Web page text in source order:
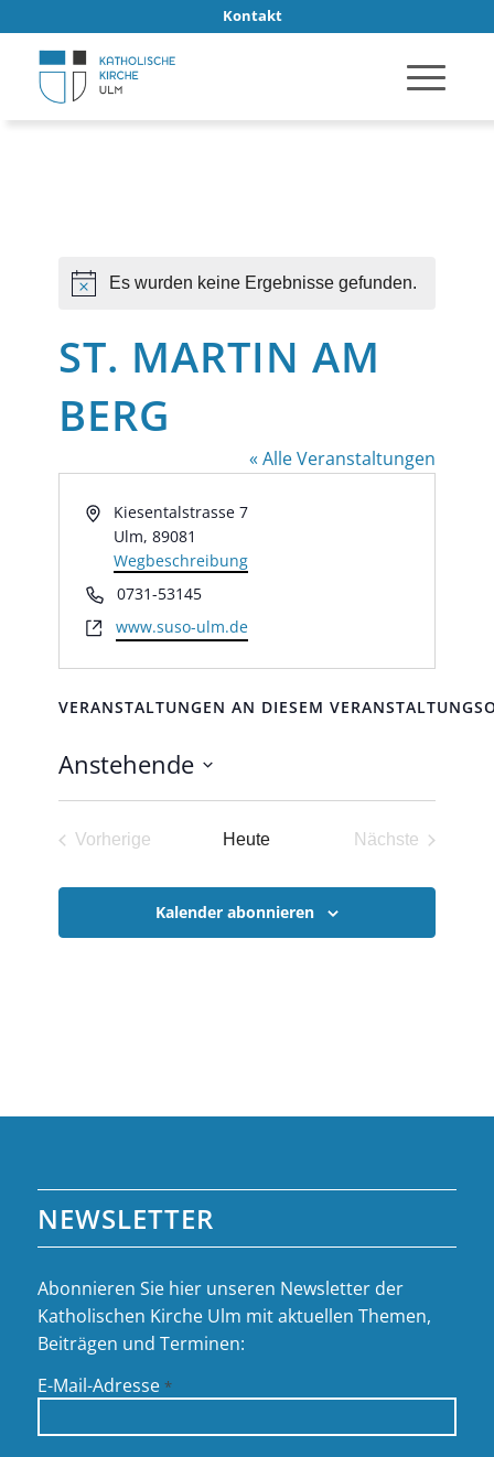
Kontakt
Hinweis
Es wurden keine Ergebnisse gefunden.
ST. MARTIN AM
BERG
« Alle Veranstaltungen
AdresseKiesentalstrasse 7
Ulm, 89081
Wegbeschreibung
Telefon0731-53145
Webseite
www.suso-ulm.de
VERANSTALTUNGEN AN DIESEM
Anstehende
Datum
Vorherige
Heute
Nächste
Kalender abonnieren
NEWSLETTER
Abonnieren Sie hier unseren Newsletter der
Katholischen Kirche Ulm mit aktuellen Themen,
Beiträgen und Terminen:
E-Mail-Adresse *